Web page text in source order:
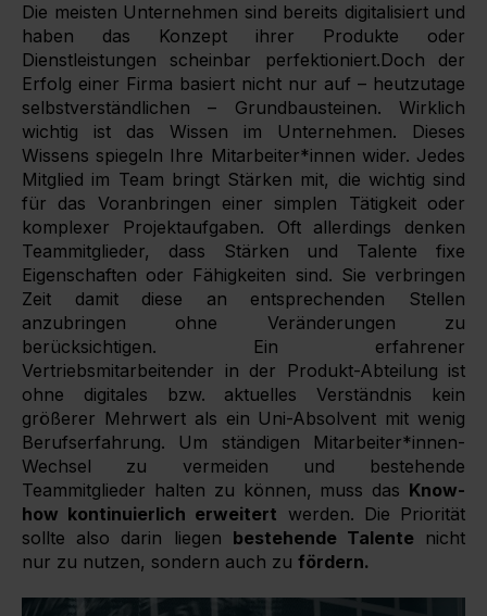
Die meisten Unternehmen sind bereits digitalisiert und
haben das Konzept ihrer Produkte oder
Dienstleistungen scheinbar perfektioniert.Doch der
Erfolg einer Firma basiert nicht nur auf – heutzutage
selbstverständlichen – Grundbausteinen. Wirklich
wichtig ist das Wissen im Unternehmen. Dieses
Wissens spiegeln Ihre Mitarbeiter*innen wider. Jedes
Mitglied im Team bringt Stärken mit, die wichtig sind
für das Voranbringen einer simplen Tätigkeit oder
komplexer Projektaufgaben. Oft allerdings denken
Teammitglieder, dass Stärken und Talente fixe
Eigenschaften oder Fähigkeiten sind. Sie verbringen
Zeit damit diese an entsprechenden Stellen
anzubringen ohne Veränderungen zu
berücksichtigen. Ein erfahrener
Vertriebsmitarbeitender in der Produkt-Abteilung ist
ohne digitales bzw. aktuelles Verständnis kein
größerer Mehrwert als ein Uni-Absolvent mit wenig
Berufserfahrung. Um ständigen Mitarbeiter*innen-
Wechsel zu vermeiden und bestehende
Teammitglieder halten zu können, muss das Know-
how kontinuierlich erweitert werden. Die Priorität
sollte also darin liegen bestehende Talentenicht
nur zu nutzen, sondern auch zu fördern.